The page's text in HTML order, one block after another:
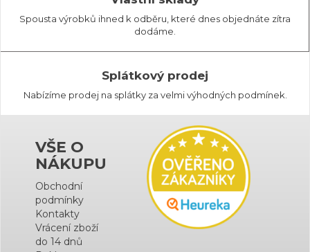
Spousta výrobků ihned k odběru, které dnes objednáte zítra
dodáme.
Splátkový prodej
Nabízíme prodej na splátky za velmi výhodných podmínek.
VŠE O
NÁKUPU
Obchodní
podmínky
Kontakty
Vrácení zboží
do 14 dnů